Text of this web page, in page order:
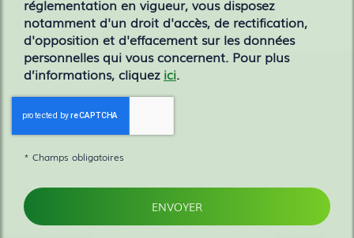
réglementation en vigueur, vous disposez
notamment d'un droit d'accès, de rectification,
d'opposition et d'effacement sur les données
personnelles qui vous concernent. Pour plus
d’informations, cliquez ici.
* Champs obligatoires